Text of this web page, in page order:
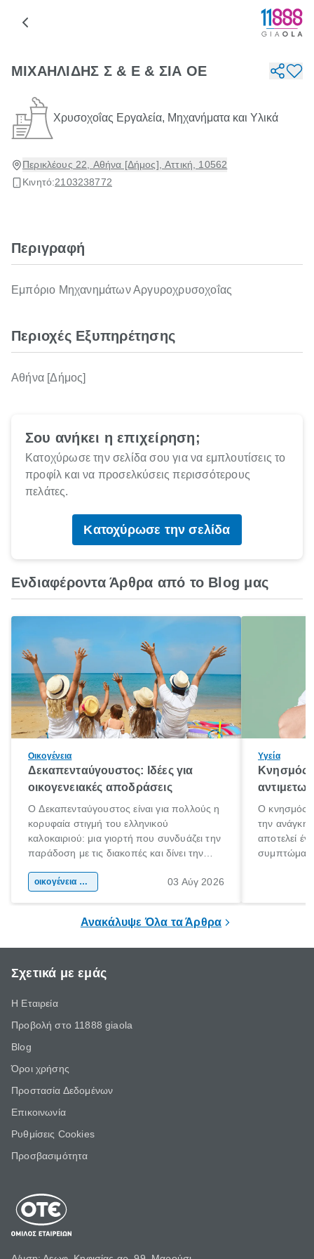
ΜΙΧΑΗΛΙΔΗΣ Σ & Ε & ΣΙΑ ΟΕ
Χρυσοχοΐας Εργαλεία, Μηχανήματα και Υλικά
Περικλέους 22, Αθήνα [Δήμος], Αττική, 10562
Κινητό:2103238772
Περιγραφή
Εμπόριο Μηχανημάτων Αργυροχρυσοχοΐας
Περιοχές Εξυπηρέτησης
Αθήνα [Δήμος]
Σου ανήκει η επιχείρηση;
Κατοχύρωσε την σελίδα σου για να εμπλουτίσεις το
προφίλ και να προσελκύσεις περισσότερους
πελάτες.
Κατοχύρωσε την σελίδα
Ενδιαφέροντα Άρθρα από το Blog μας
Οικογένεια
Δεκαπενταύγουστος: Ιδέες για
οικογενειακές αποδράσεις
Ο Δεκαπενταύγουστος είναι για πολλούς η
κορυφαία στιγμή του ελληνικού
καλοκαιριού: μια γιορτή που συνδυάζει την
παράδοση με τις διακοπές και δίνει την
χώρας. Είτε πρόκειται για λίγες μέρες
οικογένεια & παιδί 03 Αύγ 2026
Υγεία
Κνησμός:
Ο κνησμός
την ανάγκη
αποτελεί
Ανακάλυψε Όλα τα Άρθρα
Σχετικά με εμάς
Η Εταιρεία
Προβολή στο 11888 giaola
Blog
Όροι χρήσης
Προστασία Δεδομένων
Επικοινωνία
Ρυθμίσεις Cookies
Προσβασιμότητα